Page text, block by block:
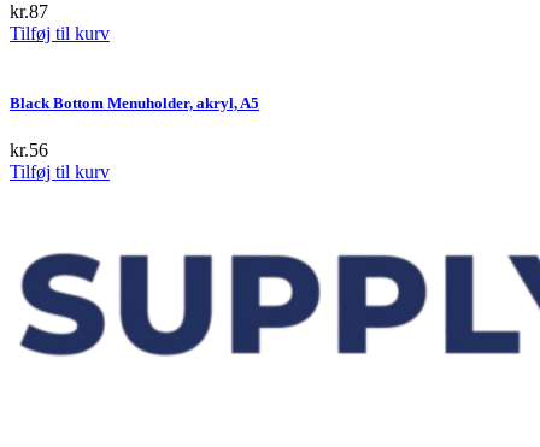
kr.87
Tilføj til kurv
Black Bottom Menuholder, akryl, A5
kr.56
Tilføj til kurv